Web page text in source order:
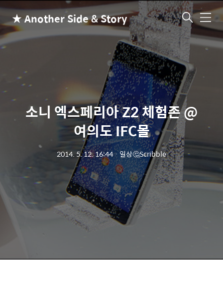
★ Another Side & Story 메
뉴
소니 엑스페리아 Z2 체험존 @
여의도 IFC몰
2014. 5. 12. 16:44ㆍ일상🤔Scribble